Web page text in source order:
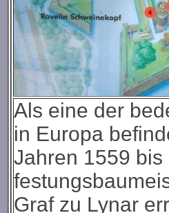
Als eine der
in Europa
Jahren 1559
Graf zu Lynar